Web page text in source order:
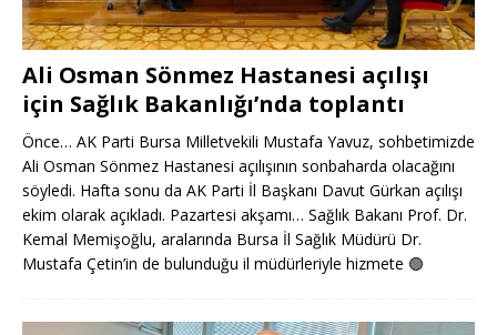
Ali Osman Sönmez Hastanesi açılışı
için Sağlık Bakanlığı’nda toplantı
Önce… AK Parti Bursa Milletvekili Mustafa Yavuz, sohbetimizde
Ali Osman Sönmez Hastanesi açılışının sonbaharda olacağını
söyledi. Hafta sonu da AK Parti İl Başkanı Davut Gürkan açılışı
ekim olarak açıkladı. Pazartesi akşamı… Sağlık Bakanı Prof. Dr.
Kemal Memişoğlu, aralarında Bursa İl Sağlık Müdürü Dr.
Mustafa Çetin’in de bulunduğu il müdürleriyle hizmete 🟢